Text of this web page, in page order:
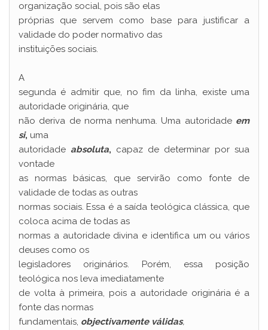
organização social, pois são elas
próprias que servem como base para justificar a
validade do poder normativo das
instituições sociais.
A
segunda é admitir que, no fim da linha, existe uma
autoridade originária, que
não deriva de norma nenhuma. Uma autoridade em
si, uma
autoridade absoluta, capaz de determinar por sua
vontade
as normas básicas, que servirão como fonte de
validade de todas as outras
normas sociais. Essa é a saída teológica clássica, que
coloca acima de todas as
normas a autoridade divina e identifica um ou vários
deuses como os
legisladores originários. Porém, essa posição
teológica nos leva imediatamente
de volta à primeira, pois a autoridade originária é a
fonte das normas
fundamentais, objectivamente válidas,